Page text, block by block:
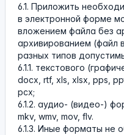
6.1. Приложить
в электронной форме
вложением файла без
архивированием (файл
разных типов
6.1.1. текстового
docx, rtf, xls, xlsx, pps,
pcx;
6.1.2. аудио- (видео-)
mkv, wmv, mov, flv.
6.1.3. Иные форматы не